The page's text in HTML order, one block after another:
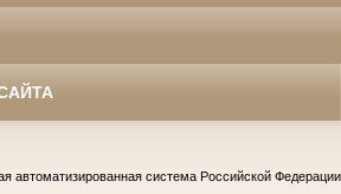
автоматизированная система Российской